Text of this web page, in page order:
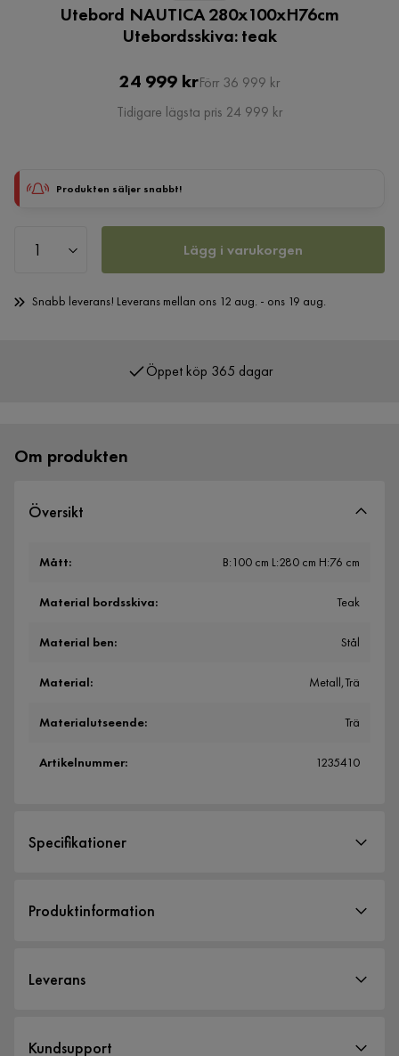
Utebord NAUTICA 280x100xH76cm
Utebordsskiva: teak
Pris
24 999 krOriginal
Pris
Förr 36 999 kr
Tidigare lägsta pris 24 999 kr
Produkten säljer snabbt!
Lägg i varukorgen
Snabb leverans! Leverans mellan ons 12 aug. - ons 19 aug.
Öppet köp 365 dagar
Om produkten
Översikt
Mått: B:100 cm L:280 cm H:76 cm
Material bordsskiva: Teak
Material ben: Stål
Material: Metall,Trä
Materialutseende: Trä
Artikelnummer: 1235410
Specifikationer
Storlek
Produktinformation
Leverans
Leveranssätt
Kundsupport